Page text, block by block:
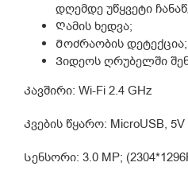
დღემდე უწყვეტი
Ღამის ხედვა;
Მოძრაობის დეტექცია;
Ვიდეოს ღრუბელში
Კავშირი: Wi-Fi 2.4 GHz
Კვების წყარო: MicroUSB, 5V
Სენსორი: 3.0 MP;